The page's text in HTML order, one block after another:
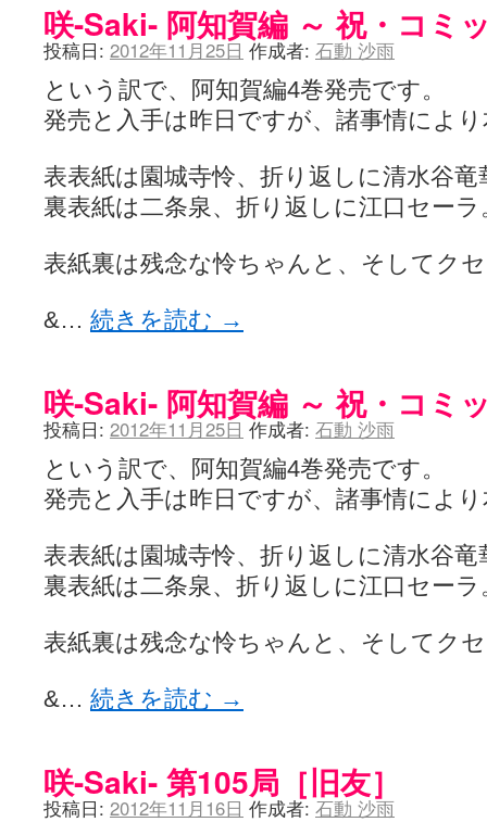
咲-Saki- 阿知賀編 ～ 祝・コミ
投稿日: 2012年11月25日 作成者: 石動 沙雨
という訳で、阿知賀編4巻発売です。
発売と入手は昨日ですが、諸事情によ
表表紙は園城寺怜、折り返しに清水谷竜
裏表紙は二条泉、折り返しに江口セーラ
表紙裏は残念な怜ちゃんと、そしてク
&… 続きを読む →
咲-Saki- 阿知賀編 ～ 祝・コミ
投稿日: 2012年11月25日 作成者: 石動 沙雨
という訳で、阿知賀編4巻発売です。
発売と入手は昨日ですが、諸事情によ
表表紙は園城寺怜、折り返しに清水谷竜
裏表紙は二条泉、折り返しに江口セーラ
表紙裏は残念な怜ちゃんと、そしてク
&… 続きを読む →
咲-Saki- 第105局［旧友］
投稿日: 2012年11月16日 作成者: 石動 沙雨